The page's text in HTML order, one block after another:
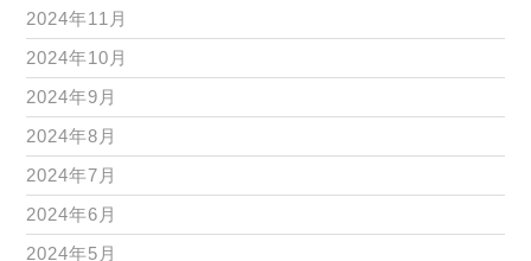
2024年11月
2024年10月
2024年9月
2024年8月
2024年7月
2024年6月
2024年5月